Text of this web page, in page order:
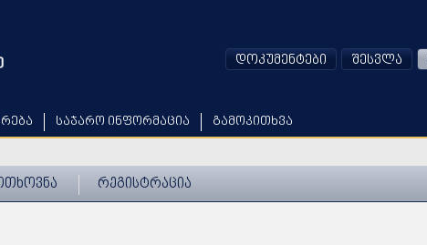
საჯარო ინფორმაცია გამოკითხვა
დოკუმენტები შესვლა
რეგისტრაცია